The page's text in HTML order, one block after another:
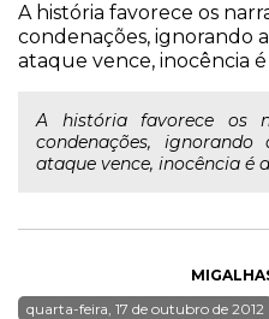
A história favorece os
condenações, ignorando
ataque vence, inocência
A história favorece os
condenações, ignorando
ataque vence, inocência é
quarta-feira, 17 de outubro de 2012